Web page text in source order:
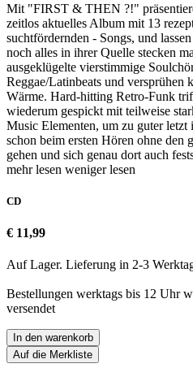
Mit "FIRST & THEN ?!"
zeitlos aktuelles Album mit 13
suchtfördernden - Songs, und
noch alles in ihrer Quelle stecken
ausgeklügelte vierstimmige
Reggae/Latinbeats und versprühen
Wärme. Hard-hitting Retro-Funk
wiederum gespickt mit teilweise
Music Elementen, um zu guter letzt
schon beim ersten Hören ohne den
gehen und sich genau dort auch
mehr lesen weniger lesen
CD
€ 11,99
Auf Lager. Lieferung in 2-3
Bestellungen werktags bis 12 Uhr
versendet
In den warenkorb
Auf die Merkliste